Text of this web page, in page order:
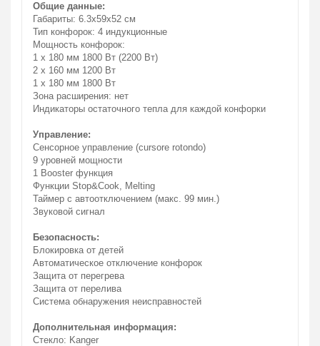
Общие данные:
Габариты: 6.3x59x52 см
Тип конфорок: 4 индукционные
Мощность конфорок:
1 х 180 мм 1800 Вт (2200 Вт)
2 х 160 мм 1200 Вт
1 х 180 мм 1800 Вт
Зона расширения: нет
Индикаторы остаточного тепла для каждой конфорки
Управление:
Сенсорное управление (cursore rotondo)
9 уровней мощности
1 Booster функция
Функции Stop&Cook, Melting
Таймер с автоотключением (макс. 99 мин.)
Звуковой сигнал
Безопасность:
Блокировка от детей
Автоматическое отключение конфорок
Защита от перегрева
Защита от перелива
Система обнаружения неисправностей
Дополнительная информация:
Стекло: Kanger